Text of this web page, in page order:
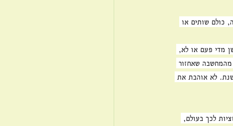
כולם שותים או
מדי פעם או לא,
מהמחשבה שאחזור
לא אוהבת את
לכך בעולם,